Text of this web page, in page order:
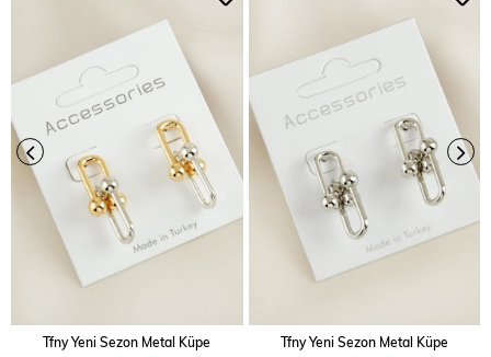
Tfny Yeni Sezon Metal Küpe Tfny Yeni Sezon Metal Küpe